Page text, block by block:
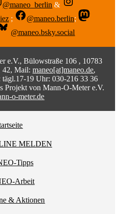
@maneo_berlin &
; @maneo.berlin;
@maneo.bsky.social
e.V., Bülowstraße 106 , 10783
42, Mail:maneo[at]maneo.de,
19 Uhr: 030-216 33 36
Projekt von Mann-O-Meter e.V.
o-meter.de
MELDEN
Tipps
Arbeit
& Aktionen